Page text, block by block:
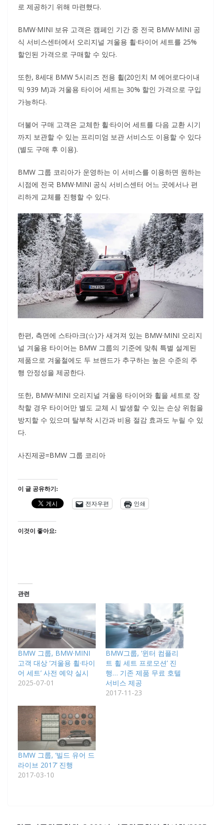
로 제공하기 위해 마련했다.
BMW·MINI 보유 고객은 캠페인 기간 중 전국 BMW·MINI 공
식 서비스센터에서 오리지널 겨울용 휠·타이어 세트를 25%
할인된 가격으로 구매할 수 있다.
또한, 8세대 BMW 5시리즈 전용 휠(20인치 M 에어로다이내
믹 939 M)과 겨울용 타이어 세트는 30% 할인 가격으로 구입
가능하다.
더불어 구매 고객은 교체한 휠·타이어 세트를 다음 교환 시기
까지 보관할 수 있는 프리미엄 보관 서비스도 이용할 수 있다
(별도 구매 후 이용).
BMW 그룹 코리아가 운영하는 이 서비스를 이용하면 원하는
시점에 전국 BMW·MINI 공식 서비스센터 어느 곳에서나 편
리하게 교체를 진행할 수 있다.
한편, 측면에 스타마크(☆)가 새겨져 있는 BMW·MINI 오리지
널 겨울용 타이어는 BMW 그룹의 기준에 맞춰 특별 설계된
제품으로 겨울철에도 두 브랜드가 추구하는 높은 수준의 주
행 안정성을 제공한다.
또한, BMW·MINI 오리지널 겨울용 타이어와 휠을 세트로 장
착할 경우 타이어만 별도 교체 시 발생할 수 있는 손상 위험을
방지할 수 있으며 탈부착 시간과 비용 절감 효과도 누릴 수 있
다.
사진제공=BMW 그룹 코리아
이 글 공유하기:
전자우편
인쇄
이것이 좋아요:
관련
BMW 그룹, BMW·MINI
고객 대상 ‘겨울용 휠·타이
어 세트’ 사전 예약 실시
2025-07-01
BMW그룹, ‘윈터 컴플리
트 휠 세트 프로모션’ 진
행… 기존 제품 무료 호텔
서비스 제공
2017-11-23
BMW 그룹, ‘빌드 유어 드
라이브 2017’ 진행
2017-03-10